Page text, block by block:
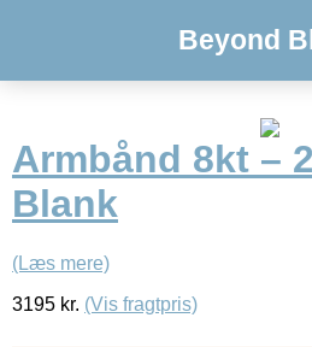
Beyond
Armbånd 8kt –
Blank
(Læs mere)
3195 kr. (Vis fragtpris)